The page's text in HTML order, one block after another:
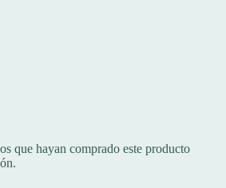
que hayan comprado este producto